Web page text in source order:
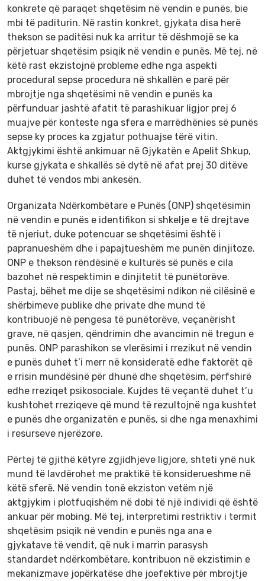
konkrete që paraqet shqetësim në vendin e punës, bie
mbi të paditurin. Në rastin konkret, gjykata disa herë
thekson se paditësi nuk ka arritur të dëshmojë se ka
përjetuar shqetësim psiqik në vendin e punës. Më tej, në
këtë rast ekzistojnë probleme edhe nga aspekti
procedural sepse procedura në shkallën e parë për
mbrojtje nga shqetësimi në vendin e punës ka
përfunduar jashtë afatit të parashikuar ligjor prej 6
muajve për konteste nga sfera e marrëdhënies së punës
sepse ky proces ka zgjatur pothuajse tërë vitin.
Aktgjykimi është ankimuar në Gjykatën e Apelit Shkup,
kurse gjykata e shkallës së dytë në afat prej 30 ditëve
duhet të vendos mbi ankesën.
Organizata Ndërkombëtare e Punës (ONP) shqetësimin
në vendin e punës e identifikon si shkelje e të drejtave
të njeriut, duke potencuar se shqetësimi është i
papranueshëm dhe i papajtueshëm me punën dinjitoze.
ONP e thekson rëndësinë e kulturës së punës e cila
bazohet në respektimin e dinjitetit të punëtorëve.
Pastaj, bëhet me dije se shqetësimi ndikon në cilësinë e
shërbimeve publike dhe private dhe mund të
kontribuojë në pengesa të punëtorëve, veçanërisht
grave, në qasjen, qëndrimin dhe avancimin në tregun e
punës. ONP parashikon se vlerësimi i rrezikut në vendin
e punës duhet t’i merr në konsideratë edhe faktorët që
e rrisin mundësinë për dhunë dhe shqetësim, përfshirë
edhe rreziqet psikosociale. Kujdes të veçantë duhet t’u
kushtohet rreziqeve që mund të rezultojnë nga kushtet
e punës dhe organizatën e punës, si dhe nga menaxhimi
i resurseve njerëzore.
Përtej të gjithë këtyre zgjidhjeve ligjore, shteti ynë nuk
mund të lavdërohet me praktikë të konsiderueshme në
këtë sferë. Në vendin tonë ekziston vetëm një
aktgjykim i plotfuqishëm në dobi të një individi që është
ankuar për mobing. Më tej, interpretimi restriktiv i termit
shqetësim psiqik në vendin e punës nga ana e
gjykatave të vendit, që nuk i marrin parasysh
standardet ndërkombëtare, kontribuon në ekzistimin e
mekanizmave jopërkatëse dhe joefektive për mbrojtje